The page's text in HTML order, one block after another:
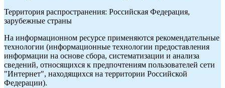
Территория распространения: Российская Федерация,
зарубежные страны
На информационном ресурсе применяются рекомендательные
технологии (информационные технологии предоставления
информации на основе сбора, систематизации и анализа
сведений, относящихся к предпочтениям пользователей сети
"Интернет", находящихся на территории Российской
Федерации).